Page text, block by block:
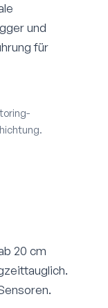
und
für
20 cm